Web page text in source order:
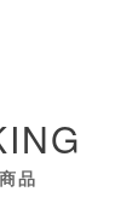
品